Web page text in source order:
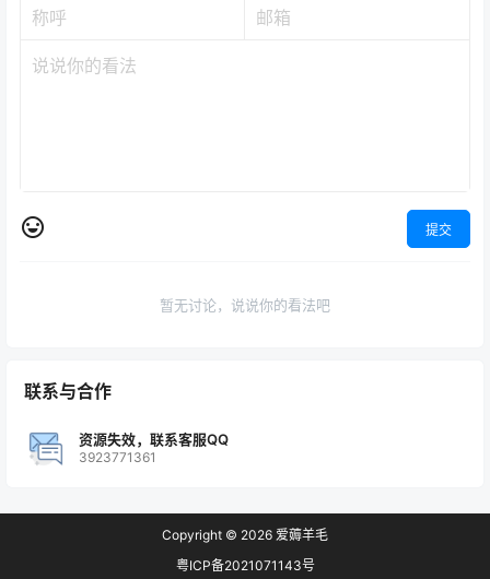
提交
暂无讨论，说说你的看法吧
联系与合作
资源失效，联系客服QQ
3923771361
Copyright © 2026 爱薅羊毛
粤ICP备2021071143号